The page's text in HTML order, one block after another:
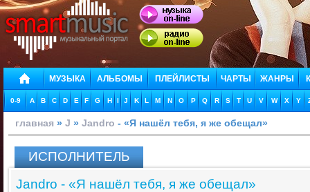
МУЗЫКА АЛЬБОМЫ ПЛЕЙЛИСТЫ ЧАРТЫ ЖАНРЫ
0-9 A B C D E F G H I J K L M N O P Q R S T U V W X Y
главная » J » Jandro - «Я нашёл тебя, я же обещал»
ИСПОЛНИТЕЛЬ
Jandro - «Я нашёл тебя, я же обещал»